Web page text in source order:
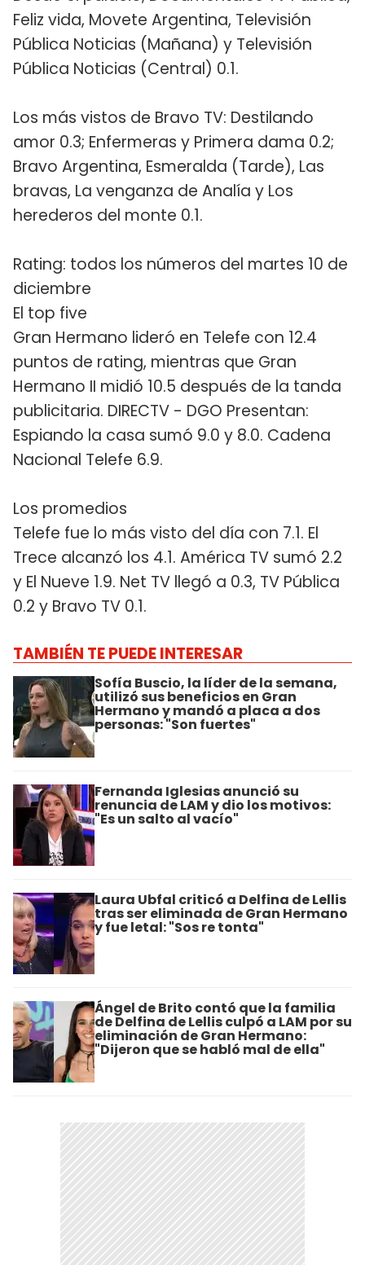
Feliz vida, Movete Argentina, Televisión
Pública Noticias (Mañana) y Televisión
Pública Noticias (Central) 0.1.
Los más vistos de Bravo TV: Destilando
amor 0.3; Enfermeras y Primera dama 0.2;
Bravo Argentina, Esmeralda (Tarde), Las
bravas, La venganza de Analía y Los
herederos del monte 0.1.
Rating: todos los números del martes 10 de
diciembre
El top five
Gran Hermano lideró en Telefe con 12.4
puntos de rating, mientras que Gran
Hermano II midió 10.5 después de la tanda
publicitaria. DIRECTV - DGO Presentan:
Espiando la casa sumó 9.0 y 8.0. Cadena
Nacional Telefe 6.9.
Los promedios
Telefe fue lo más visto del día con 7.1. El
Trece alcanzó los 4.1. América TV sumó 2.2
y El Nueve 1.9. Net TV llegó a 0.3, TV Pública
0.2 y Bravo TV 0.1.
TAMBIÉN TE PUEDE INTERESAR
Sofía Buscio, la líder de la semana,
utilizó sus beneficios en Gran
Hermano y mandó a placa a dos
personas: "Son fuertes"
Fernanda Iglesias anunció su
renuncia de LAM y dio los motivos:
"Es un salto al vacío"
Laura Ubfal criticó a Delfina de Lellis
tras ser eliminada de Gran Hermano
y fue letal: "Sos re tonta"
Ángel de Brito contó que la familia
de Delfina de Lellis culpó a LAM por su
eliminación de Gran Hermano:
"Dijeron que se habló mal de ella"